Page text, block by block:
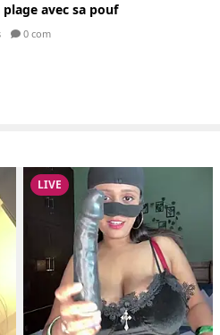
plage avec sa pouf
0 com